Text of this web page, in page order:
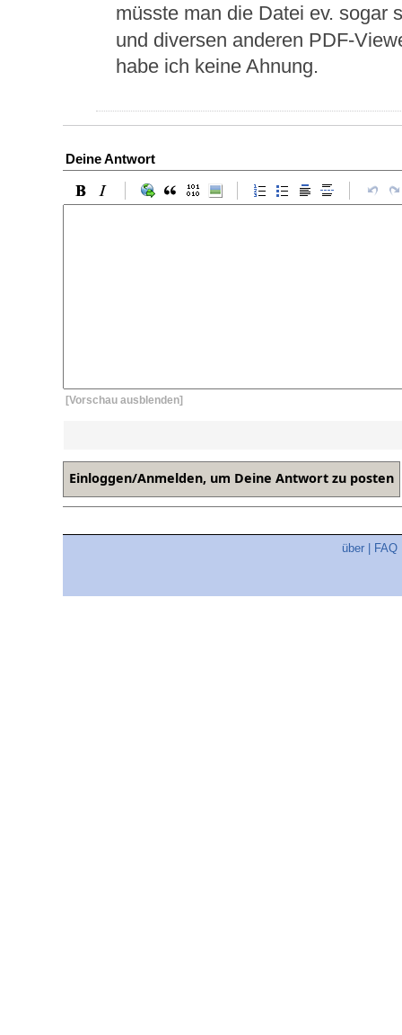
müsste man die Datei ev.
und diversen anderen PDF-
habe ich keine Ahnung.
Deine Antwort
[Vorschau ausblenden]
über FAQ